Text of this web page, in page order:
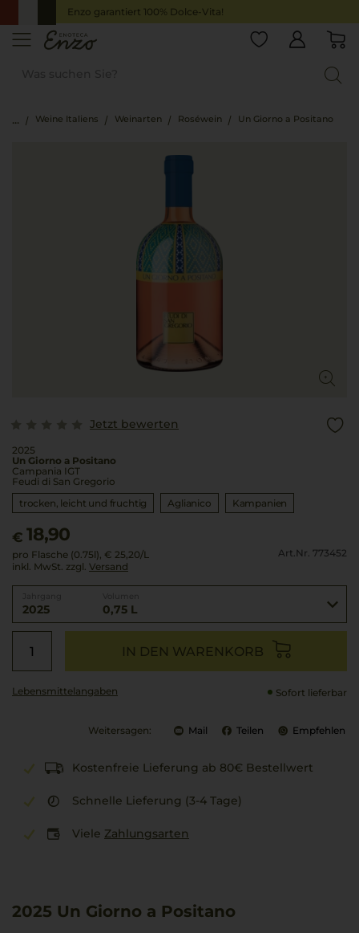
Enzo garantiert 100% Dolce-Vita!
Weine Italiens Weinarten Roséwein Un Giorno a Positano
Jetzt bewerten
2025
Un Giorno a Positano
Campania IGT
Feudi di San Gregorio
trocken, leicht und fruchtig
Aglianico Kampanien
€ 18,90
pro Flasche (0.75l), € 25,20/L
inkl. MwSt. zzgl. Versand
Art.Nr. 773452
2025 0,75 L
IN DEN WARENKORB
Lebensmittel­angaben Sofort lieferbar
Weitersagen: Mail Teilen Empfehlen
Kostenfreie Lieferung ab 80€ Bestellwert
Schnelle Lieferung (3-4 Tage)
Viele Zahlungsarten
2025 Un Giorno a Positano